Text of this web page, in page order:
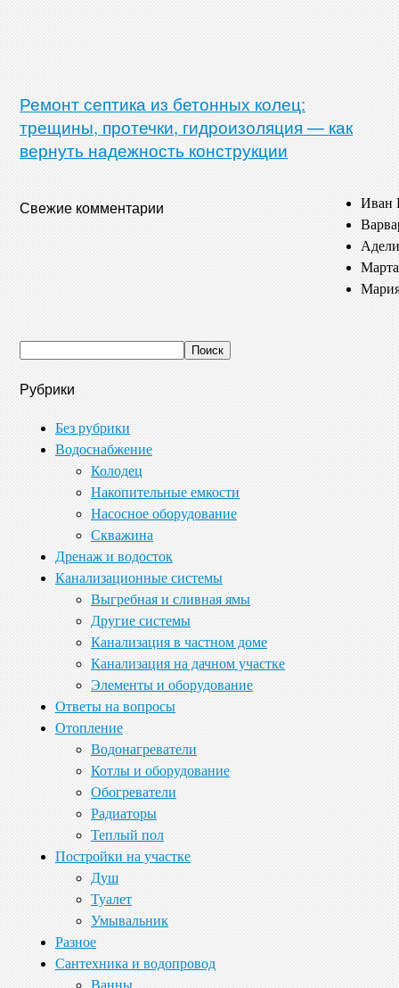
Ремонт септика из бетонных колец:
трещины, протечки, гидроизоляция — как
вернуть надежность конструкции
Свежие комментарии
Иван
Марта
Рубрики
Без рубрики
Водоснабжение
Колодец
Накопительные емкости
Насосное оборудование
Скважина
Дренаж и водосток
Канализационные системы
Выгребная и сливная ямы
Другие системы
Канализация в частном доме
Канализация на дачном участке
Элементы и оборудование
Ответы на вопросы
Отопление
Водонагреватели
Котлы и оборудование
Обогреватели
Радиаторы
Теплый пол
Постройки на участке
Душ
Туалет
Умывальник
Разное
Сантехника и водопровод